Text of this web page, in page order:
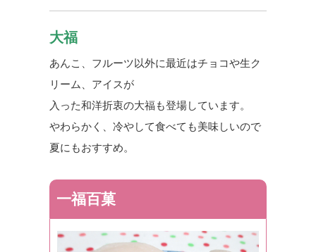
大福
あんこ、フルーツ以外に最近はチョコや生ク
リーム、アイスが
入った和洋折衷の大福も登場しています。
やわらかく、冷やして食べても美味しいので
夏にもおすすめ。
一福百菓